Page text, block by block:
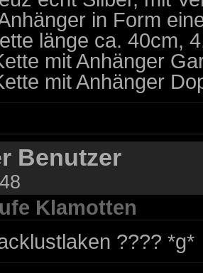
in Form
länge ca. 40cm,
mit Anhänger
mit Anhänger
Benutzer
Klamotten
???? *g*